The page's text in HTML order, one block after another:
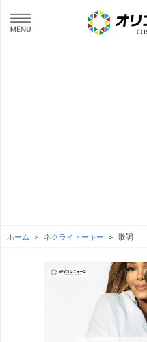
ホーム ネクライトーキー 歌詞